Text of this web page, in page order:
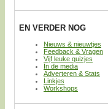
EN VERDER NOG
Nieuws & nieuwtjes
Feedback & Vragen
Vijf leuke quizjes
In de media
Adverteren & Stats
Linkjes
Workshops